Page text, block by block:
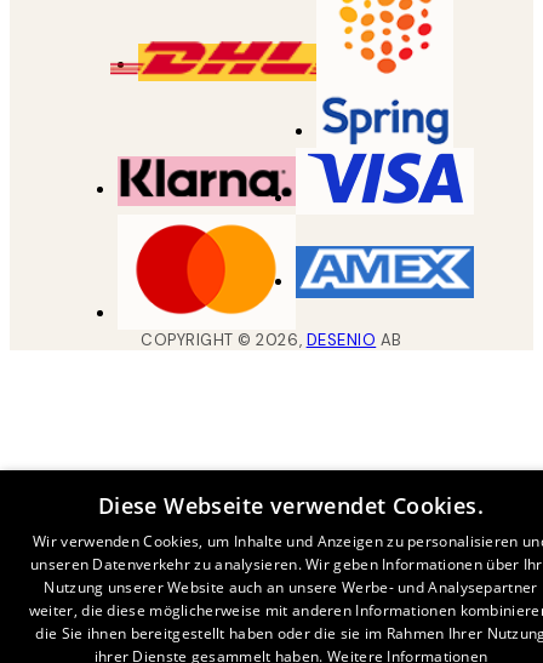
COPYRIGHT ©2026, DESENIO AB
Diese Webseite verwendet Cookies.
Wir verwenden Cookies, um Inhalte und Anzeigen zu personalisieren
unseren Datenverkehr zu analysieren. Wir geben Informationen über
Nutzung unserer Website auch an unsere Werbe- und Analysepartner
weiter, die diese möglicherweise mit anderen Informationen
die Sie ihnen bereitgestellt haben oder die sie im Rahmen Ihrer
ihrer Dienste gesammelt haben. Weitere Informationen